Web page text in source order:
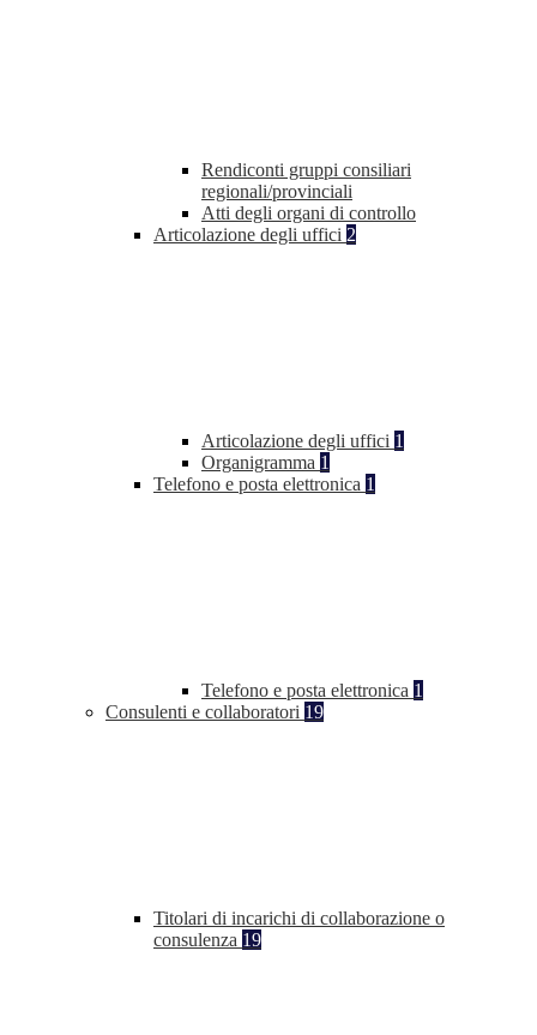
Rendiconti gruppi consiliari
regionali/provinciali
Atti degli organi di controllo
Articolazione degli uffici 2
Articolazione degli uffici 1
Organigramma 1
Telefono e posta elettronica 1
Telefono e posta elettronica 1
Consulenti e collaboratori 19
Titolari di incarichi di collaborazione o
consulenza 19